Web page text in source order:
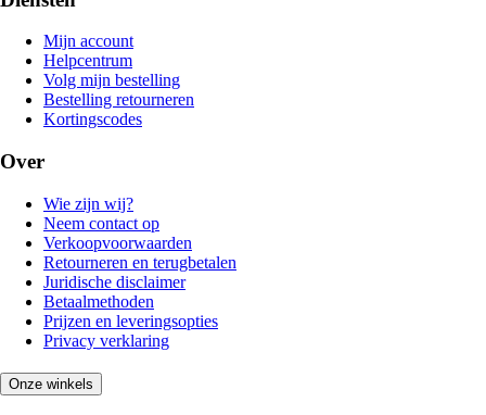
Mijn account
Helpcentrum
Volg mijn bestelling
Bestelling retourneren
Kortingscodes
Over
Wie zijn wij?
Neem contact op
Verkoopvoorwaarden
Retourneren en terugbetalen
Juridische disclaimer
Betaalmethoden
Prijzen en leveringsopties
Privacy verklaring
Onze winkels